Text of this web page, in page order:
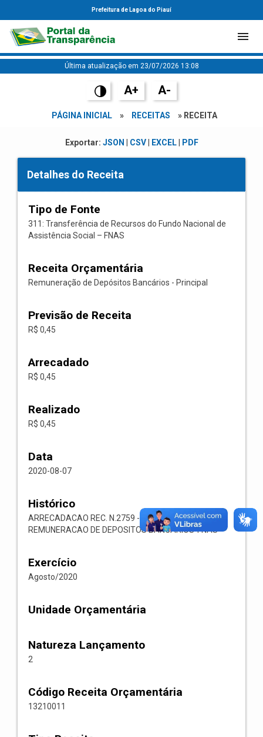
Prefeitura de Lagoa do Piauí
Última atualização em 23/07/2026 13:08
A+ A-
PÁGINA INICIAL » RECEITAS » RECEITA
Exportar: JSON CSV| EXCEL| PDF
Detalhes do Receita
Tipo de Fonte
311: Transferência de Recursos do Fundo Nacional de
Assistência Social – FNAS
Receita Orçamentária
Remuneração de Depósitos Bancários - Principal
Previsão de Receita
R$ 0,45
Arrecadado
R$ 0,45
Realizado
R$ 0,45
Data
2020-08-07
Histórico
ARRECADACAO REC. N.2759 -- 1321.00.1.1.04-
REMUNERACAO DE DEPOSITOS BANCARIOS-FNAS
Exercício
Agosto/2020
Unidade Orçamentária
Natureza Lançamento
2
Código Receita Orçamentária
13210011